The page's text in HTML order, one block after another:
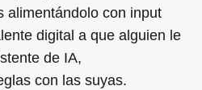
alimentándolo con input
digital a que alguien le
de IA,
con las suyas.